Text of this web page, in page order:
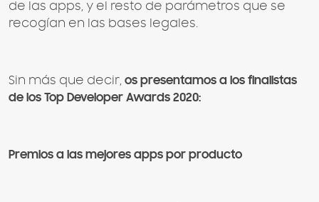
de las apps, y el resto de parámetros que se
recogían en las bases legales.
Sin más que decir, os presentamos a los finalistas
de los Top Developer Awards 2020:
Premios a las mejores apps por producto